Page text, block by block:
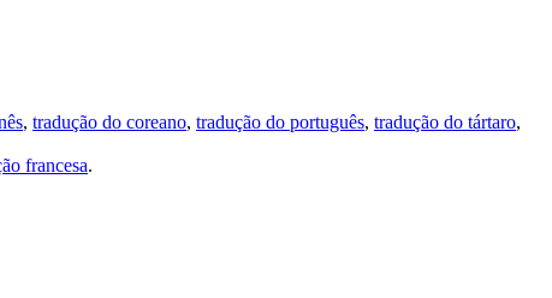
, tradução do coreano, tradução do português, tradução do tártaro,
francesa.